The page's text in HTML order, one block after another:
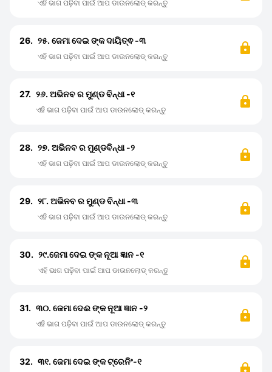
ଏହି ଭାଗ ପଢ଼ିବା ପାଇଁ ଆପ ଡାଉନଲୋଡ୍ କରନ୍ତୁ
26. ୨୫. ଜେମା ଦେଇ ଙ୍କ ଦାୟିତ୍ଵ -୩
ଏହି ଭାଗ ପଢ଼ିବା ପାଇଁ ଆପ ଡାଉନଲୋଡ୍ କରନ୍ତୁ
27. ୨୬. ଅଭିନବ ର ମୁଣ୍ଡ ବିନ୍ଧା -୧
ଏହି ଭାଗ ପଢ଼ିବା ପାଇଁ ଆପ ଡାଉନଲୋଡ୍ କରନ୍ତୁ
28. ୨୭. ଅଭିନବ ର ମୁଣ୍ଡବିନ୍ଧା -୨
ଏହି ଭାଗ ପଢ଼ିବା ପାଇଁ ଆପ ଡାଉନଲୋଡ୍ କରନ୍ତୁ
29. ୨୮. ଅଭିନବ ର ମୁଣ୍ଡ ବିନ୍ଧା -୩
ଏହି ଭାଗ ପଢ଼ିବା ପାଇଁ ଆପ ଡାଉନଲୋଡ୍ କରନ୍ତୁ
30. ୨୯.ଜେମା ଦେଇ ଙ୍କ ନୂଆ ଜ୍ଞାନ -୧
ଏହି ଭାଗ ପଢ଼ିବା ପାଇଁ ଆପ ଡାଉନଲୋଡ୍ କରନ୍ତୁ
31. ୩୦. ଜେମା ଦେଈ ଙ୍କ ନୂଆ ଜ୍ଞାନ -୨
ଏହି ଭାଗ ପଢ଼ିବା ପାଇଁ ଆପ ଡାଉନଲୋଡ୍ କରନ୍ତୁ
32. ୩୧. ଜେମା ଦେଇ ଙ୍କ ଟ୍ରେନିଂ-୧